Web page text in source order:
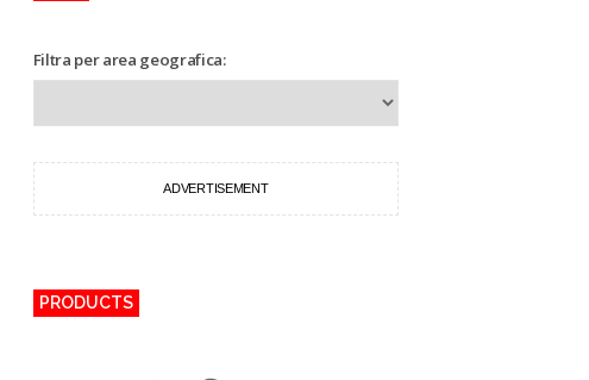
Filtra per area geografica:
ADVERTISEMENT
PRODUCTS